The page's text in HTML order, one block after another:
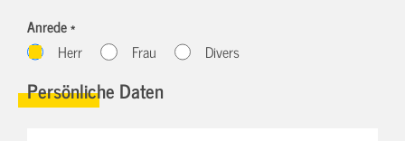
Anrede *
Herr
Frau Divers
Persönliche Daten